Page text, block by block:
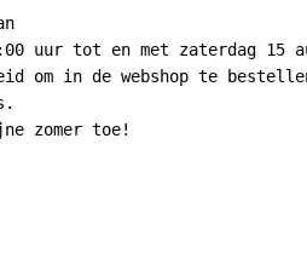
uur tot en met zaterdag 15
om in de webshop te
zomer toe!